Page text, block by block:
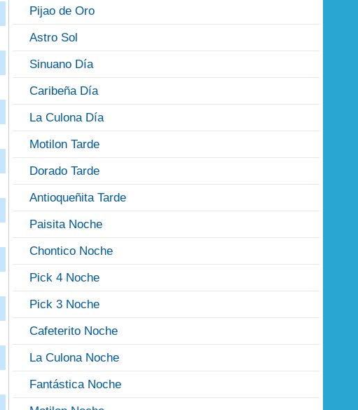
Pijao de Oro
Astro Sol
Sinuano Día
Caribeña Día
La Culona Día
Motilon Tarde
Dorado Tarde
Antioqueñita Tarde
Paisita Noche
Chontico Noche
Pick 4 Noche
Pick 3 Noche
Cafeterito Noche
La Culona Noche
Fantástica Noche